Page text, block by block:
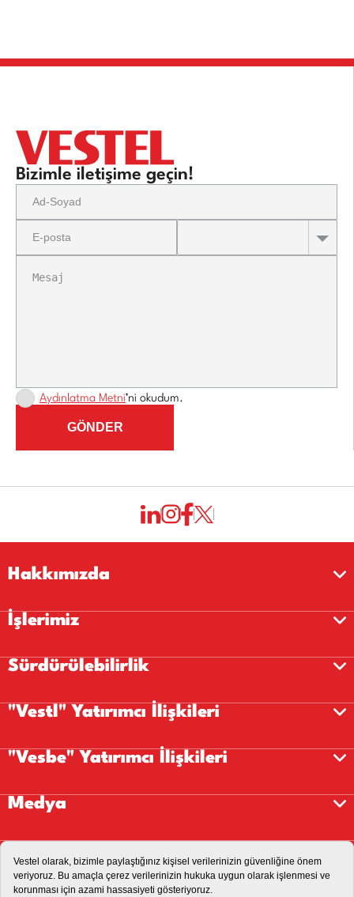
Bizimle iletişime geçin!
Aydınlatma Metni’ni okudum.
GÖNDER
Hakkımızda
İşlerimiz
Sürdürülebilirlik
"Vestl" Yatırımcı İlişkileri
"Vesbe" Yatırımcı İlişkileri
Medya